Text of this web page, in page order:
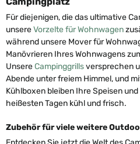
Für diejenigen, die das ultimative
unsereVorzelte für Wohnwagen
während unsere Mover für
Manövrieren Ihres Wohnwagens
UnsereCampinggrillsversprechen
Abende unter freiem Himmel, und
Kühlboxen bleiben Ihre Speisen
heißesten Tagen kühl und frisch.
Zubehör für viele weitere